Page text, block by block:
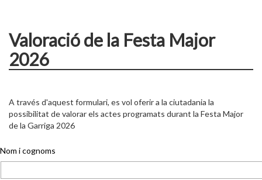
Valoració de la Festa Major
2026
A través d'aquest formulari, es vol oferir a la ciutadania la
possibilitat de valorar els actes programats durant la Festa Major
de la Garriga 2026
Nom i cognoms